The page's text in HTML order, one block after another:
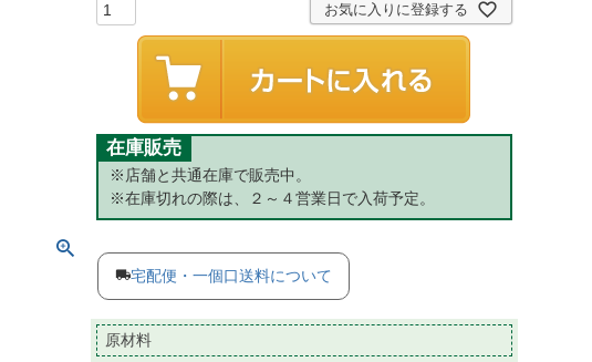
お気に入りに登録する
在庫販売
※店舗と共通在庫で販売中。
※在庫切れの際は、２～４営業日で入荷予定。
宅配便・一個口送料について
原材料